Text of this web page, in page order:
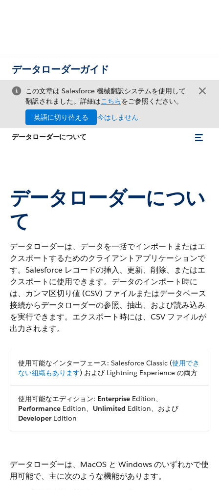
データローダーガイド
この文章は Salesforce 機械翻訳システムを使用して
翻訳されました。詳細はこちらをご参照ください。
英語に切り替える
今はしません
データローダーについて
データローダーについ
て
データローダーは、データを一括でインポートまたはエ
クスポートするためのクライアントアプリケーションで
す。Salesforce レコードの挿入、更新、削除、またはエ
クスポートに使用できます。データのインポート時に
は、カンマ区切り値 (CSV) ファイルまたはデータベース
接続からデータローダーの参照、抽出、および読み込み
を実行できます。エクスポート時には、CSV ファイルが
出力されます。
使用可能なインターフェース: Salesforce Classic (使用でき
ない組織もあります) および Lightning Experience の両方
使用可能なエディション: Enterprise Edition、
Performance Edition、 Unlimited Edition、および
DeveloperEdition
データローダーは、MacOS と Windows のいずれかで使
用可能で、主に次のような機能があります。